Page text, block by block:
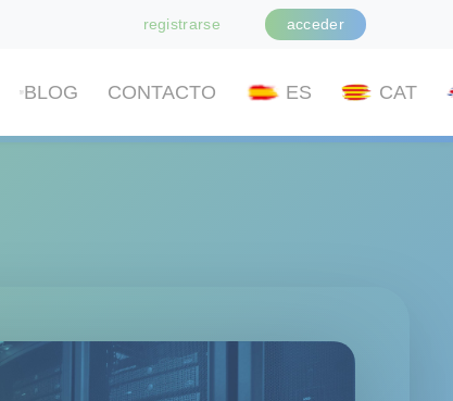
registrarse acceder
BLOG CONTACTO ES CAT